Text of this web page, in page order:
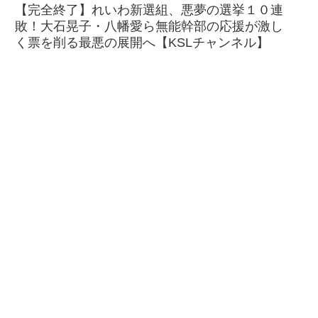
【完全終了】れいわ新選組、悪夢の選挙１０連
敗！大石晃子・八幡愛ら無能幹部の応援が激し
く票を削る最悪の展開へ【KSLチャンネル】